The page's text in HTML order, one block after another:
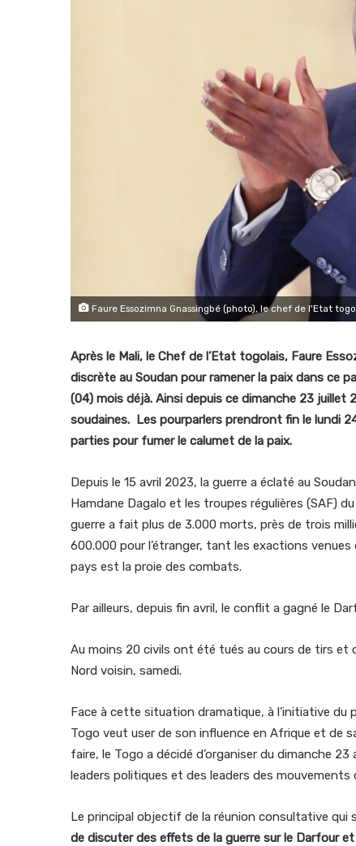
Faure Essozimna Gnassingbé (photo), le chef de l'Etat
Après le Mali, le Chef de l’Etat togolais, Faure
discrète au Soudan pour ramener la paix dans ce
(04) mois déjà. Ainsi depuis ce dimanche 23
soudaines. Les pourparlers prendront fin le lundi
parties pour fumer le calumet de la paix.
Depuis le 15 avril 2023, la guerre a éclaté au
Hamdane Dagalo et les troupes régulières (SAF)
guerre a fait plus de 3.000 morts, près de trois
600.000 pour l’étranger, tant les exactions
pays est la proie des combats.
Par ailleurs, depuis fin avril, le conflit a gagné le
Au moins 20 civils ont été tués au cours de tirs et
Nord voisin, samedi.
Face à cette situation dramatique, à l’initiative du
Togo veut user de son influence en Afrique et de
faire, le Togo a décidé d’organiser du dimanche
leaders politiques et des leaders des mouvements
Le principal objectif de la réunion consultative qui
de discuter des effets de la guerre sur le Darfour